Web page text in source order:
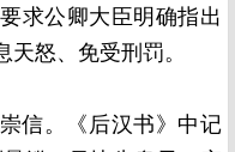
求公卿大臣明确指出
怒、免受刑罚。
信。《后汉书》中记